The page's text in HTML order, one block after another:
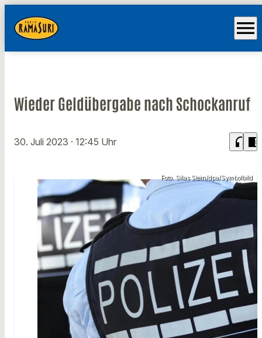
menu
Wieder Geldübergabe nach Schockanruf
30. Juli 2023 · 12:45 Uhr headphones chrome_reader_mode
Foto: Silas Stein/dpa/Symbolbild